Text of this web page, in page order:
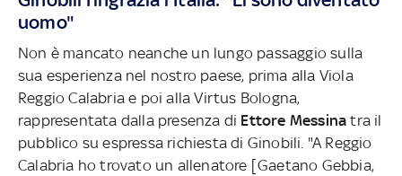
uomo"
Non è mancato neanche un lungo passaggio sulla
sua esperienza nel nostro paese, prima alla Viola
Reggio Calabria e poi alla Virtus Bologna,
rappresentata dalla presenza di Ettore Messina tra il
pubblico su espressa richiesta di Ginobili. "A Reggio
Calabria ho trovato un allenatore [Gaetano Gebbia,